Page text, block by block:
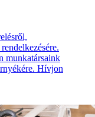
munkatársaink
Hívjon